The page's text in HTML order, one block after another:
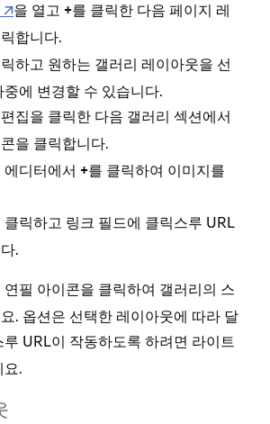
을 열고 +를 클릭한 다음 페이지 레
합니다.
하고 원하는 갤러리 레이아웃을 선
중에 변경할 수 있습니다.
편집을 클릭한 다음 갤러리 섹션에서
을 클릭합니다.
디터에서 +를 클릭하여 이미지를
클릭하고 링크 필드에 클릭스루 URL
.
연필 아이콘을 클릭하여 갤러리의 스
. 옵션은 선택한 레이아웃에 따라 달
URL이 작동하도록 하려면 라이트
요.